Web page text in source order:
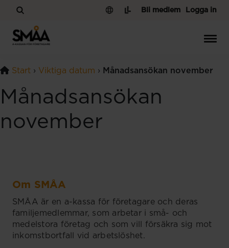
Hoppa till innehåll
Logga in
Bli medlem
Start › Viktiga datum › Månadsansökan november
Månadsansökan
november
Om SMÅA
SMÅA är en a-kassa för företagare och deras
familjemedlemmar, som arbetar i små- och
medelstora företag och som vill försäkra sig mot
inkomstbortfall vid arbetslöshet.